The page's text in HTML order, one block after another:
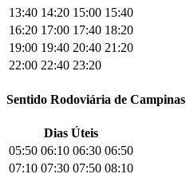
13:40 14:20 15:00 15:40
16:20 17:00 17:40 18:20
19:00 19:40 20:40 21:20
22:00 22:40 23:20
Sentido Rodoviária de Campinas
Dias Úteis
05:50 06:10 06:30 06:50
07:10 07:30 07:50 08:10